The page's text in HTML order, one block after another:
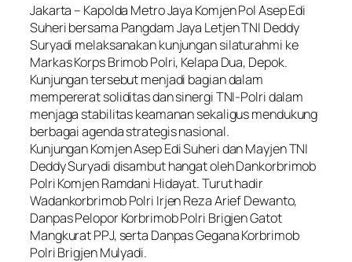
Jakarta – Kapolda Metro Jaya Komjen Pol Asep Edi
Suheri bersama Pangdam Jaya Letjen TNI Deddy
Suryadi melaksanakan kunjungan silaturahmi ke
Markas Korps Brimob Polri, Kelapa Dua, Depok.
Kunjungan tersebut menjadi bagian dalam
mempererat soliditas dan sinergi TNI-Polri dalam
menjaga stabilitas keamanan sekaligus mendukung
berbagai agenda strategis nasional.
Kunjungan Komjen Asep Edi Suheri dan Mayjen TNI
Deddy Suryadi disambut hangat oleh Dankorbrimob
Polri Komjen Ramdani Hidayat. Turut hadir
Wadankorbrimob Polri Irjen Reza Arief Dewanto,
Danpas Pelopor Korbrimob Polri Brigjen Gatot
Mangkurat PPJ, serta Danpas Gegana Korbrimob
Polri Brigjen Mulyadi.